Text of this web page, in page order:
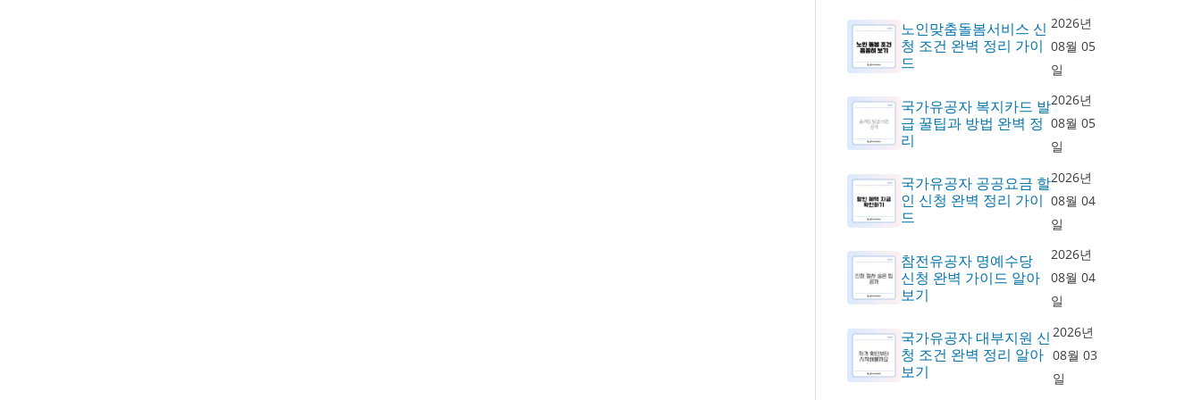
노인맞춤돌봄서비스 신
청 조건 완벽 정리 가이
드
2026년
08월 05
일
국가유공자 복지카드 발
급 꿀팁과 방법 완벽 정
리
2026년
08월 05
일
국가유공자 공공요금 할
인 신청 완벽 정리 가이
드
2026년
08월 04
일
참전유공자 명예수당
신청 완벽 가이드 알아
보기
2026년
08월 04
일
국가유공자 대부지원 신
청 조건 완벽 정리 알아
보기
2026년
08월 03
일